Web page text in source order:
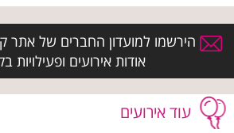
הירשמו למועדון החברים של אתר
אודות אירועים ופעילויות
עוד אירועים